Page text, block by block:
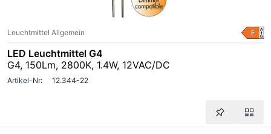
Leuchtmittel Allgemein
LED Leuchtmittel G4
G4, 150Lm, 2800K, 1.4W, 12VAC/DC
Artikel-Nr: 12.344-22